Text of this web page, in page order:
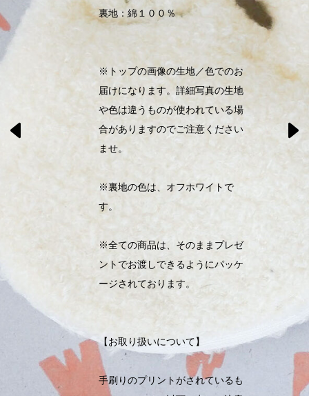
裏地：綿１００％
※トップの画像の生地／色でのお
届けになります。詳細写真の生地
や色は違うものが使われている場
合がありますのでご注意ください
ませ。
※裏地の色は、オフホワイトで
す。
※全ての商品は、そのままプレゼ
ントでお渡しできるようにパッケ
ージされております。
【お取り扱いについて】
手刷りのプリントがされているも